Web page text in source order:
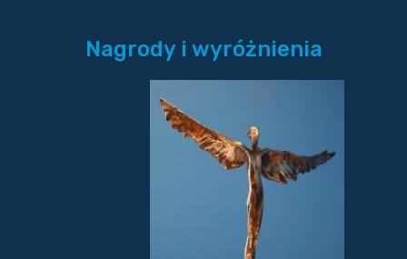
Nagrody i wyróżnienia